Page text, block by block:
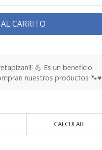
CARRITO
💪 Es un beneficio
nuestros productos 🐾♥️
CALCULAR